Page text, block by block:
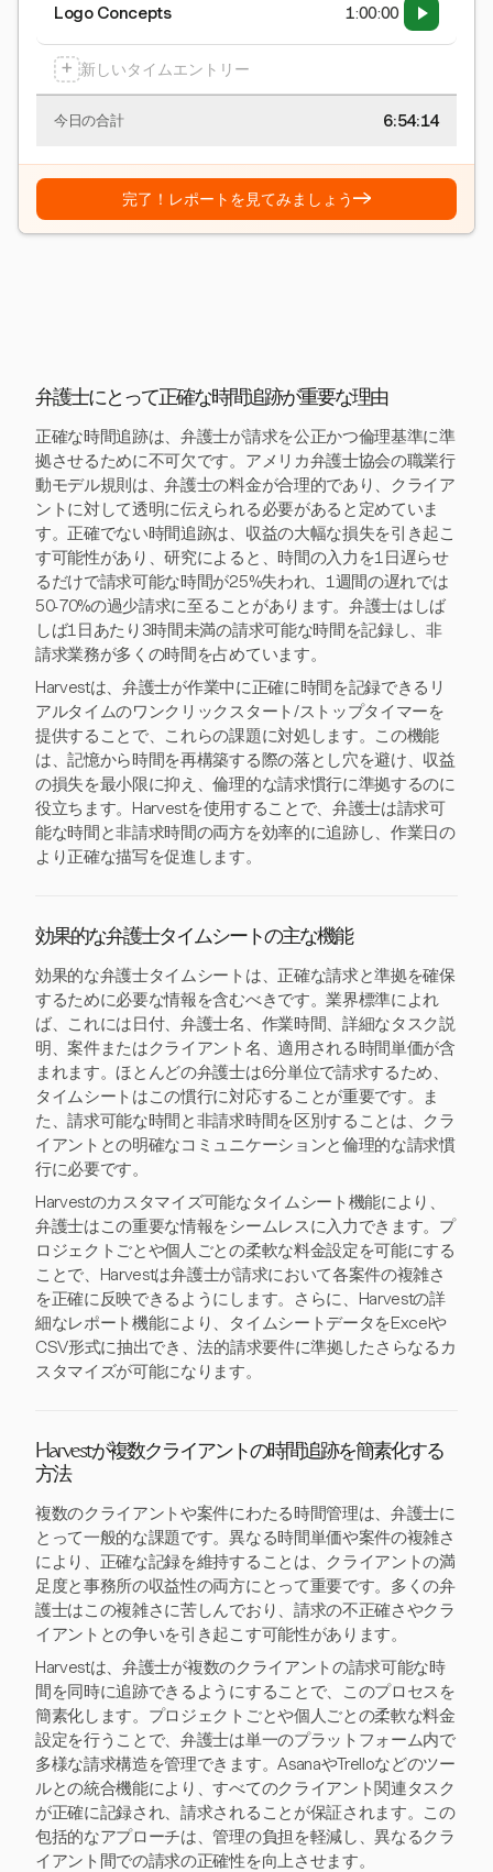
Logo Concepts 1:00:00
+ 新しいタイムエントリー
今日の合計 6:54:15
完了！レポートを見てみましょう→
弁護士にとって正確な時間追跡が重要な理由
正確な時間追跡は、弁護士が請求を公正かつ倫理基準に準
拠させるために不可欠です。アメリカ弁護士協会の職業行
動モデル規則は、弁護士の料金が合理的であり、クライア
ントに対して透明に伝えられる必要があると定めていま
す。正確でない時間追跡は、収益の大幅な損失を引き起こ
す可能性があり、研究によると、時間の入力を1日遅らせ
るだけで請求可能な時間が25%失われ、1週間の遅れでは
50-70%の過少請求に至ることがあります。弁護士はしば
しば1日あたり3時間未満の請求可能な時間を記録し、非
請求業務が多くの時間を占めています。
Harvestは、弁護士が作業中に正確に時間を記録できるリ
アルタイムのワンクリックスタート/ストップタイマーを
提供することで、これらの課題に対処します。この機能
は、記憶から時間を再構築する際の落とし穴を避け、収益
の損失を最小限に抑え、倫理的な請求慣行に準拠するのに
役立ちます。Harvestを使用することで、弁護士は請求可
能な時間と非請求時間の両方を効率的に追跡し、作業日の
より正確な描写を促進します。
効果的な弁護士タイムシートの主な機能
効果的な弁護士タイムシートは、正確な請求と準拠を確保
するために必要な情報を含むべきです。業界標準によれ
ば、これには日付、弁護士名、作業時間、詳細なタスク説
明、案件またはクライアント名、適用される時間単価が含
まれます。ほとんどの弁護士は6分単位で請求するため、
タイムシートはこの慣行に対応することが重要です。ま
た、請求可能な時間と非請求時間を区別することは、クラ
イアントとの明確なコミュニケーションと倫理的な請求慣
行に必要です。
Harvestのカスタマイズ可能なタイムシート機能により、
弁護士はこの重要な情報をシームレスに入力できます。プ
ロジェクトごとや個人ごとの柔軟な料金設定を可能にする
ことで、Harvestは弁護士が請求において各案件の複雑さ
を正確に反映できるようにします。さらに、Harvestの詳
細なレポート機能により、タイムシートデータをExcelや
CSV形式に抽出でき、法的請求要件に準拠したさらなるカ
スタマイズが可能になります。
Harvestが複数クライアントの時間追跡を簡素化する
方法
複数のクライアントや案件にわたる時間管理は、弁護士に
とって一般的な課題です。異なる時間単価や案件の複雑さ
により、正確な記録を維持することは、クライアントの満
足度と事務所の収益性の両方にとって重要です。多くの弁
護士はこの複雑さに苦しんでおり、請求の不正確さやクラ
イアントとの争いを引き起こす可能性があります。
Harvestは、弁護士が複数のクライアントの請求可能な時
間を同時に追跡できるようにすることで、このプロセスを
簡素化します。プロジェクトごとや個人ごとの柔軟な料金
設定を行うことで、弁護士は単一のプラットフォーム内で
多様な請求構造を管理できます。AsanaやTrelloなどのツー
ルとの統合機能により、すべてのクライアント関連タスク
が正確に記録され、請求されることが保証されます。この
包括的なアプローチは、管理の負担を軽減し、異なるクラ
イアント間での請求の正確性を向上させます。